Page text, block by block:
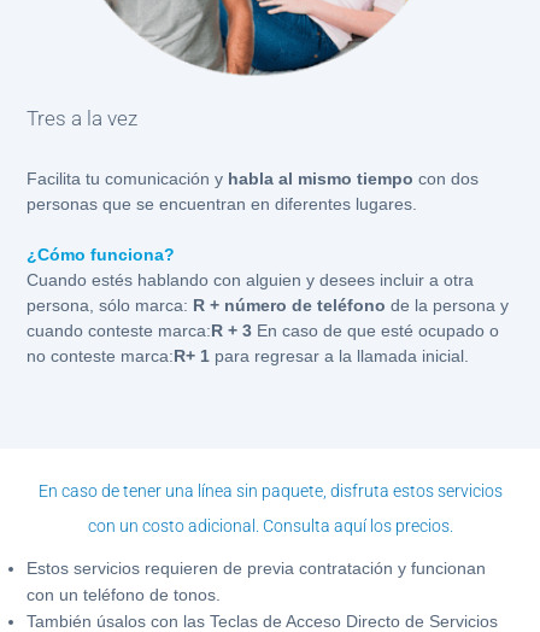
Tres a la vez
Facilita tu comunicación y habla al mismo tiempo con dos
personas que se encuentran en diferentes lugares.
¿Cómo funciona?
Cuando estés hablando con alguien y desees incluir a otra
persona, sólo marca: R + número de teléfono de la persona y
cuando conteste marca:R + 3 En caso de que esté ocupado o
no conteste marca:R+ 1 para regresar a la llamada inicial.
En caso de tener una línea sin paquete, disfruta estos servicios
con un costo adicional.
Consulta aquí los precios.
Estos servicios requieren de previa contratación y funcionan
con un teléfono de tonos.
También úsalos con las Teclas de Acceso Directo de Servicios